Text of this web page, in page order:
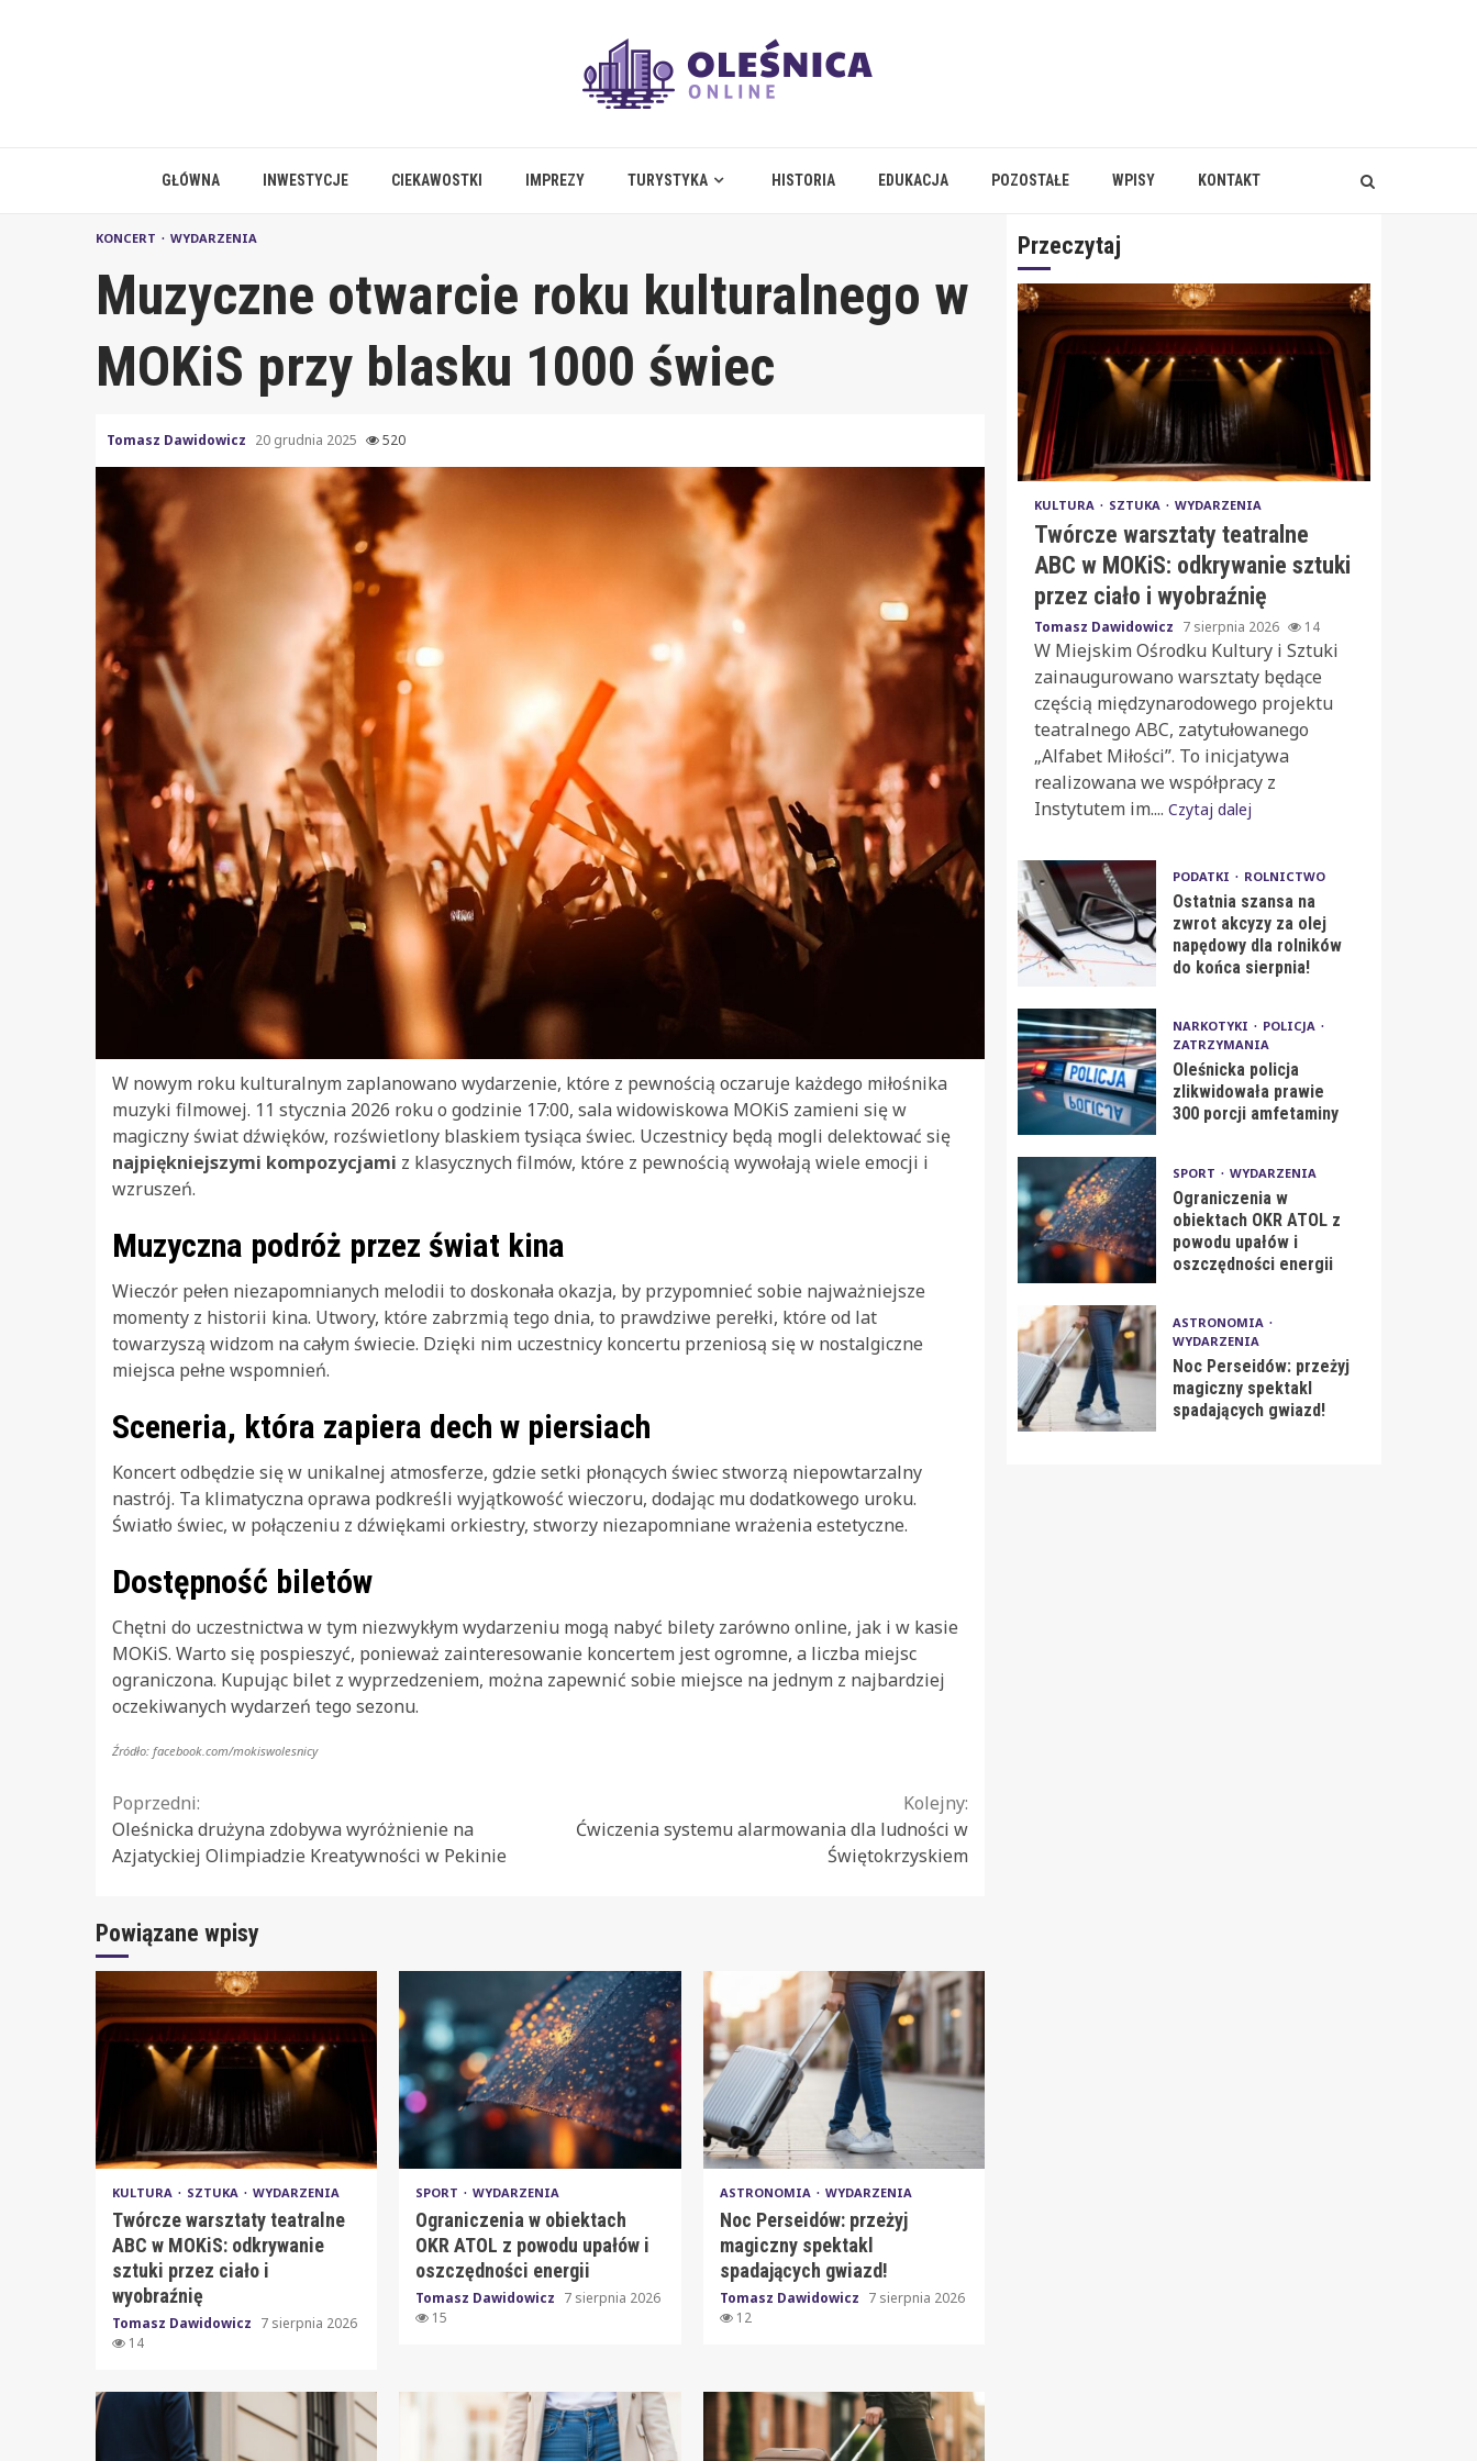
GŁÓWNA INWESTYCJE CIEKAWOSTKI IMPREZY TURYSTYKA HISTORIA EDUKACJA POZOSTAŁE WPISY KONTAKT
KONCERT WYDARZENIA
Muzyczne otwarcie roku kulturalnego w
MOKiS przy blasku 1000 świec
Tomasz Dawidowicz 20 grudnia 2025 520
W nowym roku kulturalnym zaplanowano wydarzenie, które z pewnością oczaruje każdego miłośnika
muzyki filmowej. 11 stycznia 2026 roku o godzinie 17:00, sala widowiskowa MOKiS zamieni się w
magiczny świat dźwięków, rozświetlony blaskiem tysiąca świec. Uczestnicy będą mogli delektować się
najpiękniejszymi kompozycjami z klasycznych filmów, które z pewnością wywołają wiele emocji i
wzruszeń.
Muzyczna podróż przez świat kina
Wieczór pełen niezapomnianych melodii to doskonała okazja, by przypomnieć sobie najważniejsze
momenty z historii kina. Utwory, które zabrzmią tego dnia, to prawdziwe perełki, które od lat
towarzyszą widzom na całym świecie. Dzięki nim uczestnicy koncertu przeniosą się w nostalgiczne
miejsca pełne wspomnień.
Sceneria, która zapiera dech w piersiach
Koncert odbędzie się w unikalnej atmosferze, gdzie setki płonących świec stworzą niepowtarzalny
nastrój. Ta klimatyczna oprawa podkreśli wyjątkowość wieczoru, dodając mu dodatkowego uroku.
Światło świec, w połączeniu z dźwiękami orkiestry, stworzy niezapomniane wrażenia estetyczne.
Dostępność biletów
Chętni do uczestnictwa w tym niezwykłym wydarzeniu mogą nabyć bilety zarówno online, jak i w kasie
MOKiS. Warto się pospieszyć, ponieważ zainteresowanie koncertem jest ogromne, a liczba miejsc
ograniczona. Kupując bilet z wyprzedzeniem, można zapewnić sobie miejsce na jednym z najbardziej
oczekiwanych wydarzeń tego sezonu.
Źródło: facebook.com/mokiswolesnicy
Continue
Reading
Poprzedni:
Oleśnicka drużyna zdobywa wyróżnienie na
Azjatyckiej Olimpiadzie Kreatywności w Pekinie
Kolejny:
Ćwiczenia systemu alarmowania dla ludności w
Świętokrzyskiem
Powiązane wpisy
KULTURA SZTUKA WYDARZENIA
Twórcze warsztaty teatralne
ABC w MOKiS: odkrywanie
sztuki przez ciało i
wyobraźnię
Tomasz Dawidowicz 7 sierpnia 2026
14
SPORT WYDARZENIA
Ograniczenia w obiektach
OKR ATOL z powodu upałów i
oszczędności energii
Tomasz Dawidowicz 7 sierpnia 2026
15
ASTRONOMIA WYDARZENIA
Noc Perseidów: przeżyj
magiczny spektakl
spadających gwiazd!
Tomasz Dawidowicz 7 sierpnia 2026
12
Przeczytaj
KULTURA SZTUKA WYDARZENIA
Twórcze warsztaty teatralne
ABC w MOKiS: odkrywanie sztuki
przez ciało i wyobraźnię
Tomasz Dawidowicz 7 sierpnia 2026 14
W Miejskim Ośrodku Kultury i Sztuki
zainaugurowano warsztaty będące
częścią międzynarodowego projektu
teatralnego ABC, zatytułowanego
„Alfabet Miłości”. To inicjatywa
realizowana we współpracy z
Instytutem im.... Czytaj dalej
PODATKI ROLNICTWO
Ostatnia szansa na
zwrot akcyzy za olej
napędowy dla rolników
do końca sierpnia!
NARKOTYKI
POLICJA
ZATRZYMANIA
Oleśnicka policja
zlikwidowała prawie
300 porcji amfetaminy
SPORT WYDARZENIA
Ograniczenia w
obiektach OKR ATOL z
powodu upałów i
oszczędności energii
ASTRONOMIA
WYDARZENIA
Noc Perseidów: przeżyj
magiczny spektakl
spadających gwiazd!